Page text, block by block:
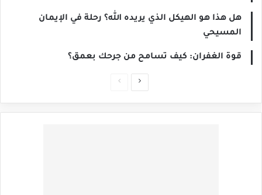
هل هذا هو الهيكل الذي يريده الله؟ رحلة في الإيمان
المسيحي
قوة الغفران: كيف تسامح من جرحك بعمق؟
الصفحةالصفحة